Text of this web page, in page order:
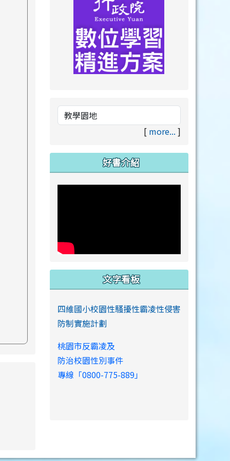
www.swps.tyc.edu.tw/XOOPS \
[ more... ]
好書介紹
文字看板
四維國小校園性騷擾性霸凌性侵害
防制實施計劃
桃園市反霸凌及
防治校園性別事件
專線「0800-775-889」